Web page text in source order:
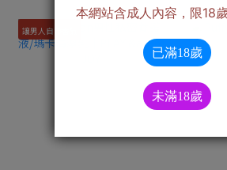
讓男人自帶香氣